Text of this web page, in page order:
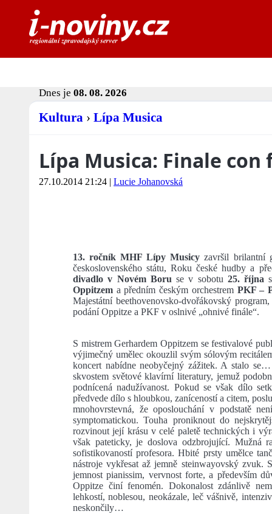
Dnes je 08. 08. 2026
Kultura › Lípa Musica
Lípa Musica: Finale con
27.10.2014 21:24 | Lucie Johanovská
13. ročník MHF Lípy Musicy završil brilantní
československého státu, Roku české hudby a
divadlo v Novém Boruse v sobotu 25. října
Oppitzem a předním českým orchestrem PKF –
Majestátní beethovenovsko-dvořákovský
podání Oppitze a PKF v oslnivé „ohnivé finále“.
S mistrem Gerhardem Oppitzem se festivalové
výjimečný umělec okouzlil svým sólovým
koncert nabídne neobyčejný zážitek. A stalo
skvostem světové klavírní literatury, jemuž
podnícená nadužívanost. Pokud se však dílo
předvede dílo s hloubkou, zaníceností a citem,
mnohovrstevná, že oposlouchání v podstatě
symptomatickou. Touha proniknout do
rozvinout její krásu v celé paletě technických i
však pateticky, je doslova odzbrojující. Mužná
sofistikovaností profesora. Hbité prsty umělce
nástroje vykřesat až jemně steinwayovský zvuk.
jemnost pianissim, vervnost forte, a především
Oppitze činí fenomén. Dokonalost zdánlivě
lehkostí, noblesou, neokázale, leč vášnivě,
neskončily…